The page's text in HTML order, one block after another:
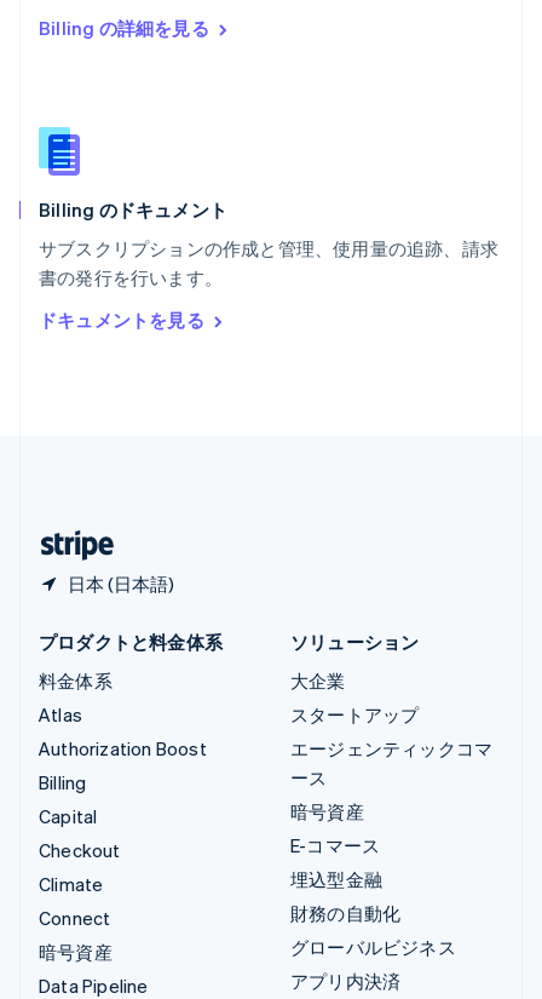
Billing の詳細を見る
Billing のドキュメント
サブスクリプションの作成と管理、使用量の追跡、請求
書の発行を行います。
ドキュメントを見る
日本 (日本語)
English
Español
ラトビア
リトアニア
リヒテンシュタイン
DeutschEnglish
ルーマニア
English
プロダクトと料金体系
料金体系
Atlas
Authorization Boost
Billing
Capital
Checkout
Climate
Connect
暗号資産
Data Pipeline
ソリューション
大企業
スタートアップ
エージェンティックコマ
ース
暗号資産
E-コマース
埋込型金融
財務の自動化
グローバルビジネス
アプリ内決済